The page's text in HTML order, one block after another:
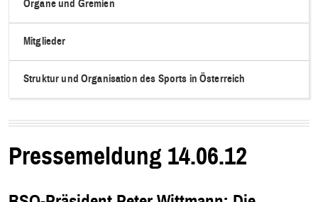
Organe und Gremien
Mitglieder
Struktur und Organisation des Sports in Österreich
Pressemeldung 14.06.12